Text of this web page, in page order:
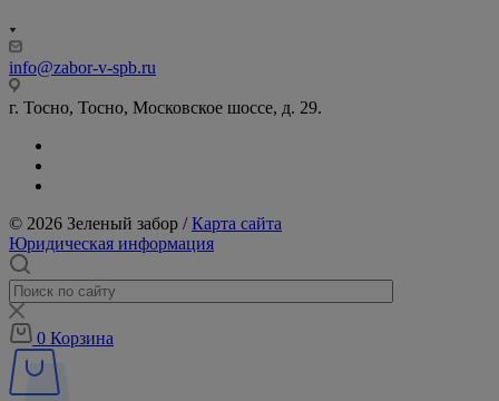
info@zabor-v-spb.ru
г. Тосно, Тосно, Московское шоссе, д. 29.
© 2026 Зеленый забор /Карта сайта
Юридическая информация
0 Корзина